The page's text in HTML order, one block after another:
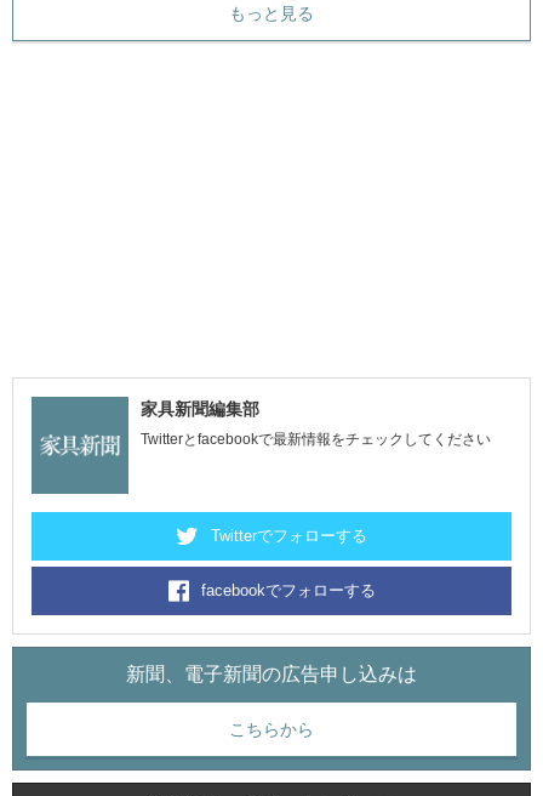
もっと見る
家具新聞編集部
Twitterとfacebookで最新情報をチェックしてください
Twitterでフォローする
facebookでフォローする
新聞、電子新聞の広告申し込みは
こちらから